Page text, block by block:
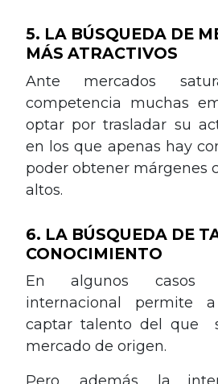
5. LA BÚSQUEDA DE
MÁS ATRACTIVOS
Ante mercados
competencia muchas
optar por trasladar su
en los que apenas hay
poder obtener márgenes
altos.
6. LA BÚSQUEDA DE
CONOCIMIENTO
En algunos casos
internacional permite
captar talento del que
mercado de origen.